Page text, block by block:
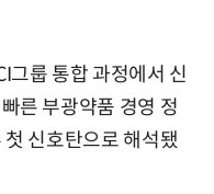
그룹 통합 과정에서 신
른 부광약품 경영 정
신호탄으로 해석됐